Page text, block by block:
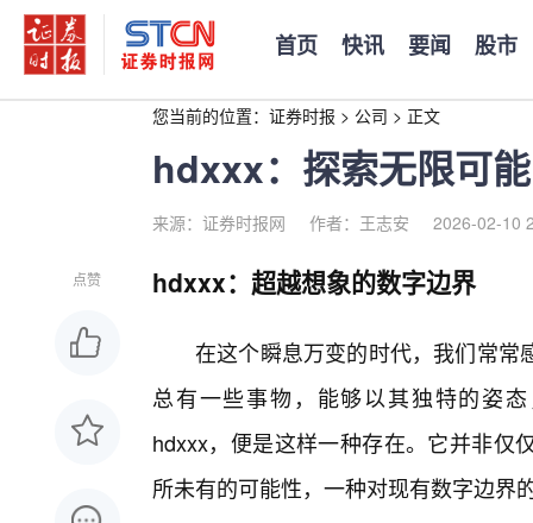
首页 快讯 要闻 股市
您当前的位置： 证券时报 > 公司 > 正文
hdxxx：探索无限可
来源：证券时报网 作者：王志安 2026-02-10
点赞 hdxxx：超越想象的数字边界
在这个瞬息万变的时代，我们常常
总有一些事物，能够以其独特的姿
hdxxx，便是这样一种存在。它并非仅
所未有的可能性，一种对现有数字边界